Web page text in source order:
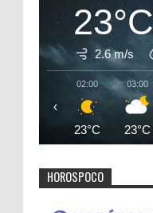
23°C
2.6 m/s
02:00
23°C
03:00
23°C
‹
HOROSPOCO